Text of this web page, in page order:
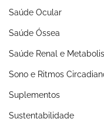
Saúde Ocular
Saúde Óssea
Saúde Renal e
Sono e Ritmos
Suplementos
Sustentabilidade